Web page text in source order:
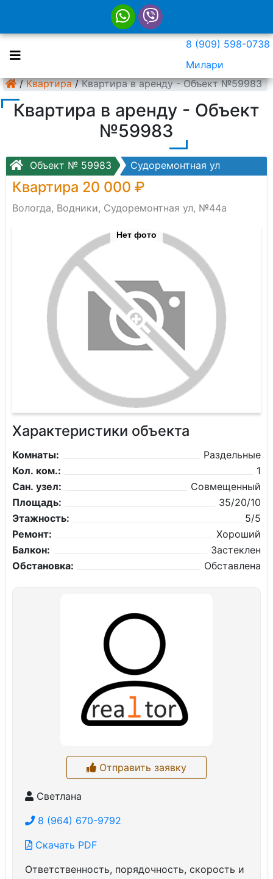
8 (909) 598-0738
Милари
/ Квартира / Квартира в аренду - Объект №59983
Квартира в аренду - Объект
№59983
Объект № 59983 Судоремонтная ул
Квартира 20 000 ₽
Вологда, Водники, Судоремонтная ул, №44а
Нет фото
Характеристики объекта
Комнаты:
Раздельные
Кол. ком.:
1
Сан. узел:
Совмещенный
Площадь:
35/20/10
Этажность:
5/5
Ремонт:
Хороший
Балкон:
Застеклен
Обстановка:
Обставлена
Отправить заявку
Светлана
8 (964) 670-9792
Скачать PDF
Ответственность, порядочность, скорость и